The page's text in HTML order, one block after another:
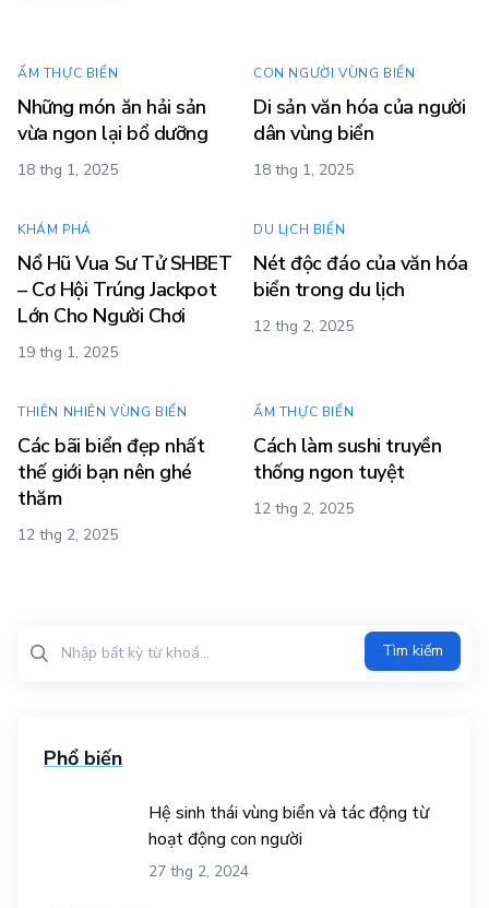
ẨM THỰC BIỂN
Những món ăn hải sản
vừa ngon lại bổ dưỡng
18 thg 1, 2025
CON NGƯỜI VÙNG BIỂN
Di sản văn hóa của người
dân vùng biển
18 thg 1, 2025
KHÁM PHÁ
Nổ Hũ Vua Sư Tử SHBET
– Cơ Hội Trúng Jackpot
Lớn Cho Người Chơi
19 thg 1, 2025
DU LỊCH BIỂN
Nét độc đáo của văn hóa
biển trong du lịch
12 thg 2, 2025
THIÊN NHIÊN VÙNG BIỂN
Các bãi biển đẹp nhất
thế giới bạn nên ghé
thăm
12 thg 2, 2025
ẨM THỰC BIỂN
Cách làm sushi truyền
thống ngon tuyệt
12 thg 2, 2025
Tìm kiếm
Phổ biến
Hệ sinh thái vùng biển và tác động từ
hoạt động con người
27 thg 2, 2024